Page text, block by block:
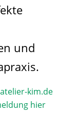
und
kim.de​
hier